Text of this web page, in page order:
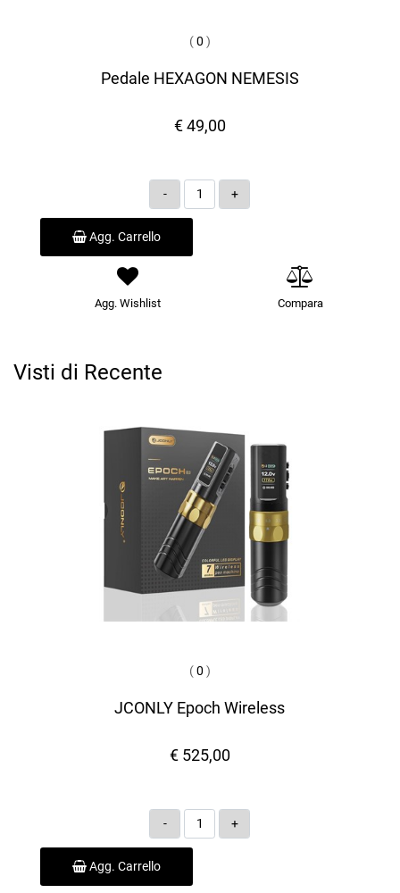
(0 )
Pedale HEXAGON NEMESIS
€ 49,00
Quantità
Agg. Carrello
Agg. Wishlist Compara
Visti di Recente
(0 )
JCONLY Epoch Wireless
€ 525,00
Quantità
Agg. Carrello